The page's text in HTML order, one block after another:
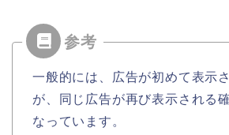
一般的には、広告が初めて表示
が、同じ広告が再び表示される
なっています。